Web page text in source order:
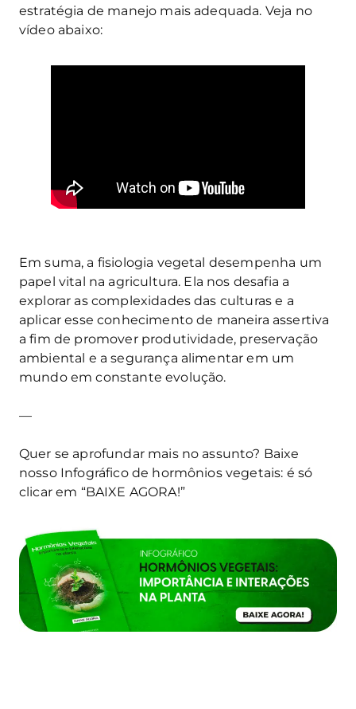
estratégia de manejo mais adequada. Veja no
vídeo abaixo:
Em suma, a fisiologia vegetal desempenha um
papel vital na agricultura. Ela nos desafia a
explorar as complexidades das culturas e a
aplicar esse conhecimento de maneira assertiva
a fim de promover produtividade, preservação
ambiental e a segurança alimentar em um
mundo em constante evolução.
—
Quer se aprofundar mais no assunto? Baixe
nosso Infográfico de hormônios vegetais: é só
clicar em “BAIXE AGORA!”